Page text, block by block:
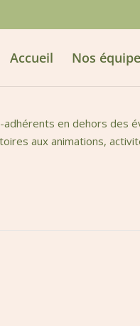
Accueil Nos
en dehors des
aux animations,